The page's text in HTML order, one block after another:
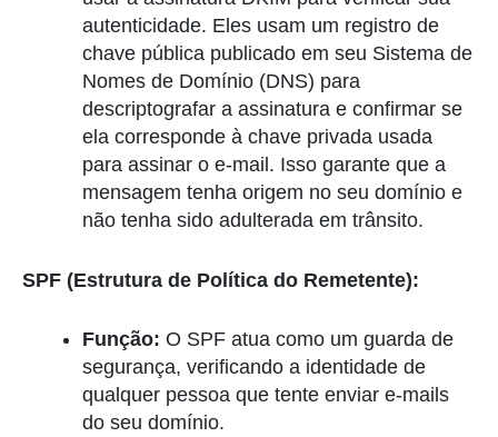
autenticidade. Eles usam um registro de
chave pública publicado em seu Sistema de
Nomes de Domínio (DNS) para
descriptografar a assinatura e confirmar se
ela corresponde à chave privada usada
para assinar o e-mail. Isso garante que a
mensagem tenha origem no seu domínio e
não tenha sido adulterada em trânsito.
SPF (Estrutura de Política do Remetente):
Função: O SPF atua como um guarda de
segurança, verificando a identidade de
qualquer pessoa que tente enviar e-mails
do seu domínio.